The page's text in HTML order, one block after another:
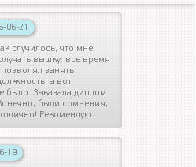
06-21
случилось, что мне
вышку: все время
занять
а вот
было. Заказала диплом
были сомнения,
Рекомендую.
19